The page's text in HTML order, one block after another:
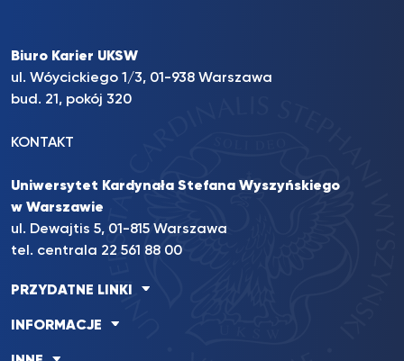
Biuro Karier UKSW
ul. Wóycickiego 1/3, 01-938 Warszawa
bud. 21, pokój 320
KONTAKT
Uniwersytet Kardynała Stefana Wyszyńskiego
w Warszawie
ul. Dewajtis 5, 01-815 Warszawa
tel. centrala 22 561 88 00
PRZYDATNE LINKI
INFORMACJE